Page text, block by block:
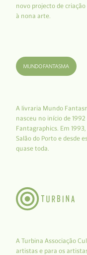
novo projecto de
à nona arte.
A livraria Mundo
nasceu no início de
Fantagraphics. Em
Salão do Porto e desde
quase toda.
A Turbina Associação
artistas e para os